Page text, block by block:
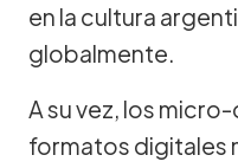
en la cultura
globalmente.
A su vez, los
formatos digitales